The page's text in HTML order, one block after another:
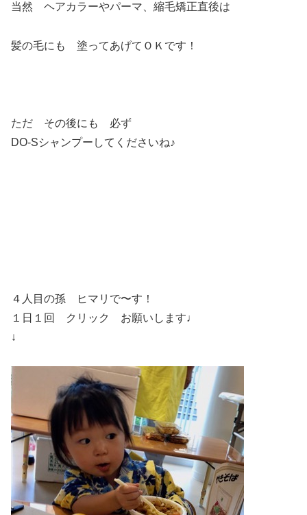
当然 ヘアカラーやパーマ、縮毛矯正直後は
髪の毛にも 塗ってあげてＯＫです！
ただ その後にも 必ず
DO-Sシャンプーしてくださいね♪
４人目の孫 ヒマリで〜す！
１日１回 クリック お願いします♩
↓